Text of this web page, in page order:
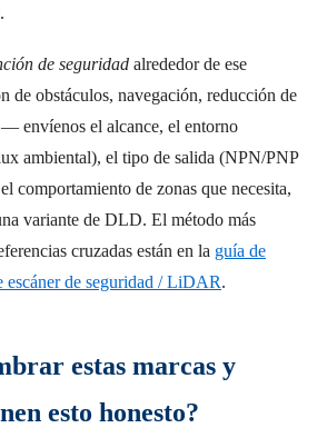
de seguridad alrededor de ese
de obstáculos, navegación, reducción de
envíenos el alcance, el entorno
ambiental), el tipo de salida (NPN/PNP
comportamiento de zonas que necesita,
variante de DLD. El método más
cruzadas están en la guía de
escáner de seguridad / LiDAR.
estas marcas y
esto honesto?